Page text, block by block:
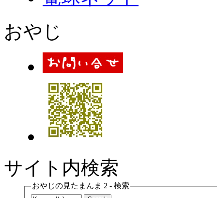
おやじ
サイト内検索
おやじの見たまんま 2 - 検索